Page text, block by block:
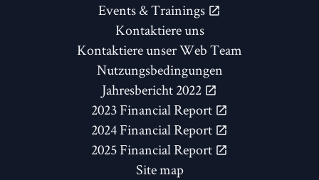
Events & Trainings
Kontaktiere uns
Kontaktiere unser Web Team
Nutzungsbedingungen
Jahresbericht 2022
2023 Financial Report
2024 Financial Report
2025 Financial Report
Site map